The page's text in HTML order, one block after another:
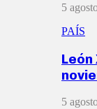
5
PAÍS
5